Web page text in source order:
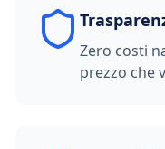
Zero costi
prezzo che